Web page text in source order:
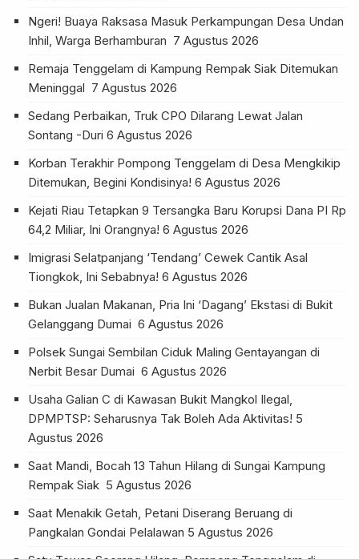
Ngeri! Buaya Raksasa Masuk Perkampungan Desa Undan
Inhil, Warga Berhamburan 7 Agustus 2026
Remaja Tenggelam di Kampung Rempak Siak Ditemukan
Meninggal 7 Agustus 2026
Sedang Perbaikan, Truk CPO Dilarang Lewat Jalan
Sontang -Duri 6 Agustus 2026
Korban Terakhir Pompong Tenggelam di Desa Mengkikip
Ditemukan, Begini Kondisinya! 6 Agustus 2026
Kejati Riau Tetapkan 9 Tersangka Baru Korupsi Dana PI Rp
64,2 Miliar, Ini Orangnya! 6 Agustus 2026
Imigrasi Selatpanjang ‘Tendang’ Cewek Cantik Asal
Tiongkok, Ini Sebabnya! 6 Agustus 2026
Bukan Jualan Makanan, Pria Ini ‘Dagang’ Ekstasi di Bukit
Gelanggang Dumai 6 Agustus 2026
Polsek Sungai Sembilan Ciduk Maling Gentayangan di
Nerbit Besar Dumai 6 Agustus 2026
Usaha Galian C di Kawasan Bukit Mangkol Ilegal,
DPMPTSP: Seharusnya Tak Boleh Ada Aktivitas! 5
Agustus 2026
Saat Mandi, Bocah 13 Tahun Hilang di Sungai Kampung
Rempak Siak 5 Agustus 2026
Saat Menakik Getah, Petani Diserang Beruang di
Pangkalan Gondai Pelalawan 5 Agustus 2026